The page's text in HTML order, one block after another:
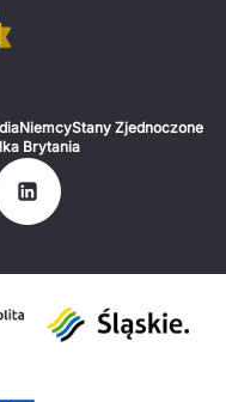
NiemcyStany Zjednoczone
Brytania